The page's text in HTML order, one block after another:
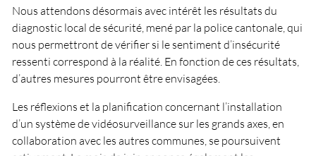
Nous attendons désormais avec intérêt les résultats du
diagnostic local de sécurité, mené par la police cantonale, qui
nous permettront de vériﬁer si le sentiment d’insécurité
ressenti correspond à la réalité. En fonction de ces résultats,
d’autres mesures pourront être envisagées.
Les réﬂexions et la planiﬁcation concernant l’installation
d’un système de vidéosurveillance sur les grands axes, en
collaboration avec les autres communes, se poursuivent